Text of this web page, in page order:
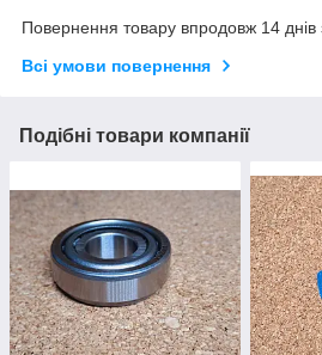
Повернення товару впродовж 14 днів
Всі умови повернення
Подібні товари компанії